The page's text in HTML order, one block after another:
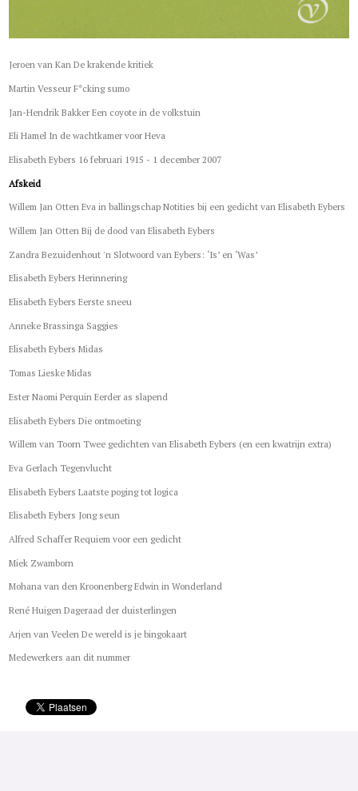
Jeroen van Kan De krakende kritiek
Martin Vesseur F*cking sumo
Jan-Hendrik Bakker Een coyote in de volkstuin
Eli Hamel In de wachtkamer voor Heva
Elisabeth Eybers 16 februari 1915 - 1 december 2007
Afskeid
Willem Jan Otten Eva in ballingschap Notities bij een gedicht van Elisabeth Eybers
Willem Jan Otten Bij de dood van Elisabeth Eybers
Zandra Bezuidenhout 'n Slotwoord van Eybers: ‘Is’ en ‘Was’
Elisabeth Eybers Herinnering
Elisabeth Eybers Eerste sneeu
Anneke Brassinga Saggies
Elisabeth Eybers Midas
Tomas Lieske Midas
Ester Naomi Perquin Eerder as slapend
Elisabeth Eybers Die ontmoeting
Willem van Toorn Twee gedichten van Elisabeth Eybers (en een kwatrijn extra)
Eva Gerlach Tegenvlucht
Elisabeth Eybers Laatste poging tot logica
Elisabeth Eybers Jong seun
Alfred Schaffer Requiem voor een gedicht
Miek Zwamborn
Mohana van den Kroonenberg Edwin in Wonderland
René Huigen Dageraad der duisterlingen
Arjen van Veelen De wereld is je bingokaart
Medewerkers aan dit nummer